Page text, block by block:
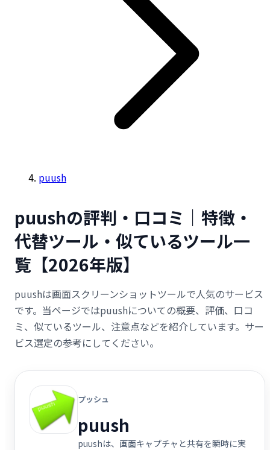
puush
puushの評判・口コミ｜特徴・
代替ツール・似ているツール一
覧【2026年版】
puushは画面スクリーンショットツールで人気のサービス
です。当ページではpuushについての概要、評価、口コ
ミ、似ているツール、注意点などを紹介しています。サー
ビス選定の参考にしてください。
プッシュ
puush
puushは、画面キャプチャと共有を瞬時に実